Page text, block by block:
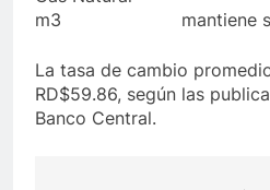
m3 mantiene su
La tasa de cambio
RD$59.86, según las
Banco Central.